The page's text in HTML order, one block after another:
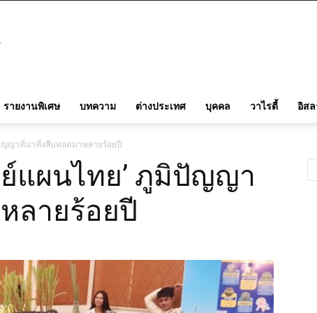
รายงานพิเศษ บทความ ต่างประเทศ บุคคล วาไรตี้ อิส
ญญาที่น่าทึ่งสืบทอดมาหลายร้อยปี
แผนไทย’ ภูมิปัญญา
ลายร้อยปี